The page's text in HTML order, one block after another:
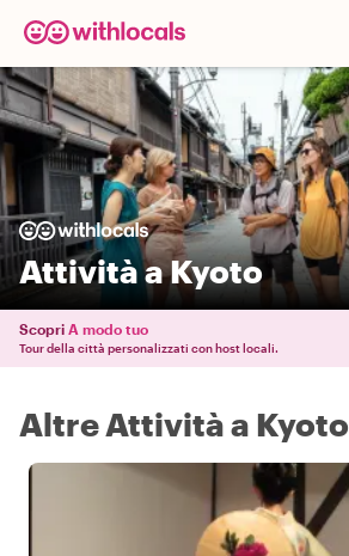
Attività a Kyoto
Scopri A modo tuo
Tour della città personalizzati con host locali.
Altre Attività a Kyoto